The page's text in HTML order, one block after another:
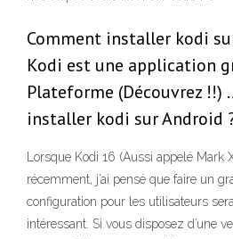
Comment installer kodi
Kodi est une application
Plateforme (Découvrez !!)
installer kodi sur Android
Lorsque Kodi 16 (Aussi appelé Mark
récemment, j’ai pensé que faire un
configuration pour les utilisateurs
intéressant. Si vous disposez d’une